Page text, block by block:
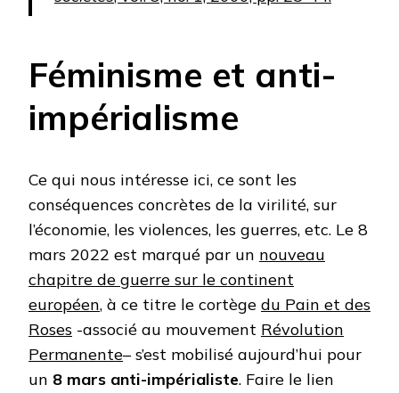
Féminisme et anti-
impérialisme
Ce qui nous intéresse ici, ce sont les
conséquences concrètes de la virilité, sur
l’économie, les violences, les guerres, etc. Le 8
mars 2022 est marqué par un nouveau
chapitre de guerre sur le continent
européen, à ce titre le cortège du Pain et des
Roses -associé au mouvement Révolution
Permanente– s’est mobilisé aujourd’hui pour
un 8 mars anti-impérialiste. Faire le lien